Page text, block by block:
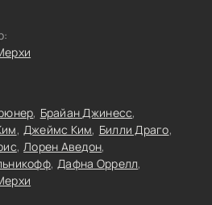
Брайан Джинесс
Джеймс Ким Билли Драго
Лорен Аведон
Дафна Оррелл